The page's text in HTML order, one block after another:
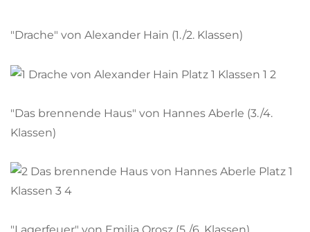
"Drache" von Alexander Hain (1./2. Klassen)
"Das brennende Haus" von Hannes Aberle (3./4.
Klassen)